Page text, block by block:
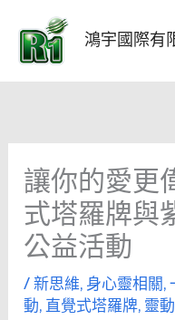
要
鴻宇國際有
讓你的愛更
式塔羅牌與
公益活動
/新思維,身心靈相關,
動,直覺式塔羅牌,靈